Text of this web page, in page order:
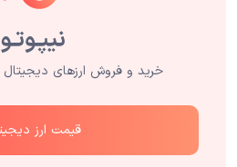
خرید و فروش ارزهای دیجیتال
قیمت ارز